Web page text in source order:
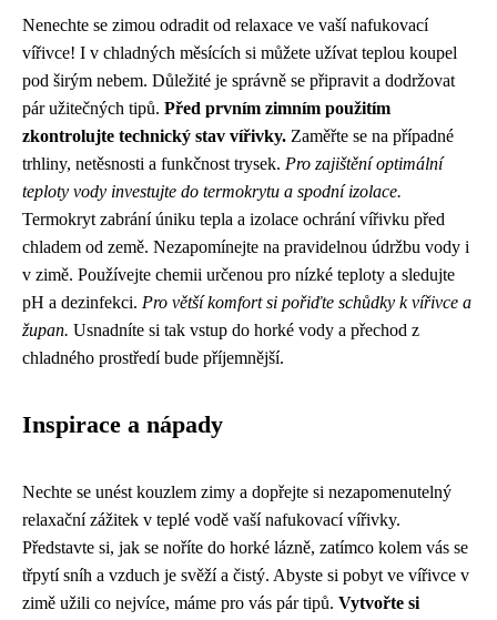
Nenechte se zimou odradit od relaxace ve vaší nafukovací
vířivce! I v chladných měsících si můžete užívat teplou koupel
pod širým nebem. Důležité je správně se připravit a dodržovat
pár užitečných tipů. Před prvním zimním použitím
zkontrolujte technický stav vířivky. Zaměřte se na případné
trhliny, netěsnosti a funkčnost trysek. Pro zajištění optimální
teploty vody investujte do termokrytu a spodní izolace.
Termokryt zabrání úniku tepla a izolace ochrání vířivku před
chladem od země. Nezapomínejte na pravidelnou údržbu vody i
v zimě. Používejte chemii určenou pro nízké teploty a sledujte
pH a dezinfekci. Pro větší komfort si pořiďte schůdky k vířivce a
župan. Usnadníte si tak vstup do horké vody a přechod z
chladného prostředí bude příjemnější.
Inspirace a nápady
Nechte se unést kouzlem zimy a dopřejte si nezapomenutelný
relaxační zážitek v teplé vodě vaší nafukovací vířivky.
Představte si, jak se noříte do horké lázně, zatímco kolem vás se
třpytí sníh a vzduch je svěží a čistý. Abyste si pobyt ve vířivce v
zimě užili co nejvíce, máme pro vás pár tipů. Vytvořte si